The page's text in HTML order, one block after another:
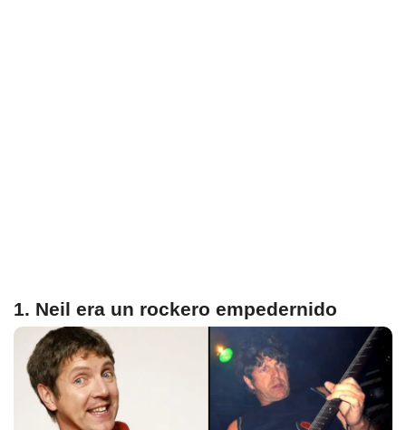
1. Neil era un rockero empedernido